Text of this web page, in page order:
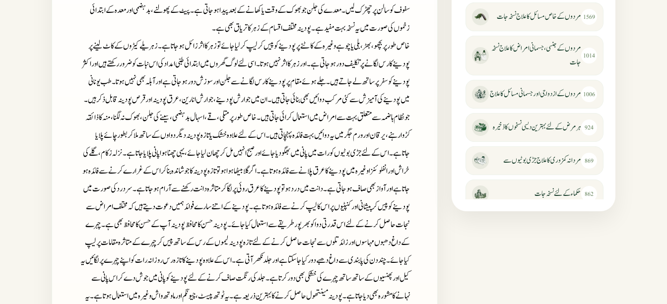
سفوف کو سالن پر چھڑک لیں۔ معدے کی جلن جو بھوک کے وقت یا کھانے کے بعد پیدا ہو جاتی ہے۔ پیٹ کے پھولنے ، بد ہضمی اور معدہ کے ابتدائی
زخموں کی صورت میں یہ نسخہ بہت مفید ہے۔ پودینہ مختلف اقسام کے زہر کا تریاق بھی ہے۔
خاص طور پر بچھو، بھڑ ، بلی یا چوہے وغیرہ کے کاٹنے پر پودینے کو پیس کر لیپ کر لیا جائے تو زہر کا اثر زائل ہو جاتاہے۔ زہریلے کیڑوں کے کاٹ لینے پر
پودینے کا رس لگانے پر تکلیف دور ہو جاتی ہے۔ اور زہر کااثر نہیں ہوتا۔ اسی لئے لوگ گھروں میں ابتدائی طبی امداد کی اس نبات کو ضرور رکھتے ہیں اور اکثر
پودینے کو سفر پر ساتھ لے جاتے ہیں۔ جلے ہوئے مقام پر پودینے کا رس لگانے سے جلن اور سوزش دور ہو جاتی ہے اور آبلہ بھی نہیں ہوتا۔ طب یونانی
میں پودینے کی آمیزش سے کئی مرکب دوائیں بھی بنائی جاتی ہیں۔ ان میں جوارش پودینے ، جوارش انارین، عرق پودینہ اور قرص پودینہ قابل ذکر ہیں۔
جو نظام ہاضمہ سے متعلق بہت سے امراض میں استعمال کرائی جاتی ہیں۔ خاص طور پر متلی، قے، اسہال بد ہضمی، سینے کی جلن، بھوک نہ لگنا، منہ کا ذائقہ
کڑوا رہنے، یرقان اور ورم جگر میں یہ دوائیں بہت فائدہ پہنچاتی ہیں۔ اس کے لئے علاوہ خشک یا تازہ پودینہ دیگر دواوں کے ساتھ ملا کر بطور چائے پلایا
جاتاہے۔ اس کے لئے جڑی بوٹیوں کو رات میں پانی میں بھگو دیا جائے اور صبح انہیں مل کر چھان لیا جائے، یہی چھنا ہوا پانی پلایا جاتاہے۔ نزلہ زکام، گلے کی
خراش اور انفلوئنزا وغیرہ میں پودینے کا عرق پلانے سے فائدہ ہوتاہے۔ اگر گلا بیٹھا ہوا ہو تو تازہ پودینہ کا جوشاندہ بنا کر اس کے غرارے کرنے سے فائدہ ہو
جاتاہے اور آواز بھی صاف ہو جاتی ہے۔ دانت میں درد ہو تو پودینے کا عرق روئی پر لگا کر متاثرہ دانت رکھنے سے آرام ہو جاتاہے۔ سر درد کی صورت میں
پودینے کو پیس کر پیشانی اور کنپٹیوں پر اس کا لیپ کرنے سے فائدہ ہوتاہے۔ پودینے کے اتنے سارے فوائد ہمیں دعوت دیتے ہیں کہ مختلف امراض سے
نجات حاصل کرنے کے لئے اس قدرتی دوا کو بھر پور طریقے سے استعمال کیا جائے۔ پودینہ حسن کا محافظ پودینہ آپ کے حسن کا محافظ بھی ہے۔ چہرے
کے داغ دھبوں مہاسوں اور زائد تلوں سے نجات حاصل کرنے کے لئے تازہ پودینہ لیموں کے رس کے ساتھ پیس کر چہرے کے متاثرہ مقامات پر لیپ
کیا جائے۔ چند دن کی پابندی سے داغ دھبے دور کیا جاسکتاہے اور جلد نکھر آتی ہے۔ اس کے علاوہ پودینے کا تازہ رس روزانہ رات کو اپنے چہرے پر لگائیں یہ
کیل اورپھنسیوں کے ساتھ ساتھ چہرے کی خشکی بھی دور کرتا ہے۔ جلد کی رنگت صاف کرنے کے لئے پودینے کو پانی میں جوش دے کر اس پانی سے
نہانے کا مشورہ بھی دیاجاتا ہے۔ پودینہ مینتھول حاصل کرنے کا بہترین ذریعہ ہے۔ یہ ٹوتھ پیسٹ، چیونگم اور ماوتھ واش وغیرہ میں استعمال ہوتاہے۔ یہ
1569 مردوں کے خاص مسائل کا علاج نسخہ جات
1014
مردوں کے جنسی، جسمانی امراض کا علاج نسخہ
جات
1006 مردوں کے ازدواجی اور جسمانی مسائل کا علاج
924 ہر مرض کے لئے بہترین دیسی نسخوں کا ذخیرہ
869 مردانہ کمزوری کا علاج جڑی بوٹیوں سے
862 حکماء کےلئے نسخہ جات